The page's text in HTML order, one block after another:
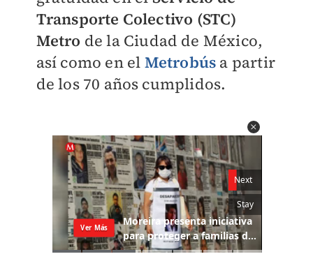
Transporte Colectivo (STC)
Metro de la Ciudad de México,
así como en el Metrobús a partir
de los 70 años cumplidos.